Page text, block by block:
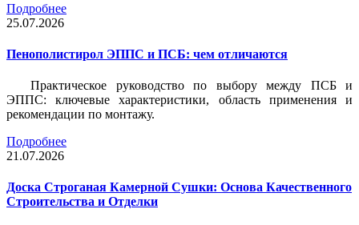
Подробнее
25.07.2026
Пенополистирол ЭППС и ПСБ: чем отличаются
Практическое руководство по выбору между ПСБ и
ЭППС: ключевые характеристики, область применения и
рекомендации по монтажу.
Подробнее
21.07.2026
Доска Строганая Камерной Сушки: Основа Качественного
Строительства и Отделки